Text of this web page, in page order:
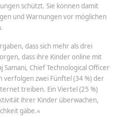
schützt. Sie können damit
und Warnungen vor möglichen
dass sich mehr als drei
dass ihre Kinder online mit
Chief Technological Officer
verfolgen zwei Fünftel (34 %) der
treiben. Ein Viertel (25 %)
ihrer Kinder überwachen,
gäbe.«